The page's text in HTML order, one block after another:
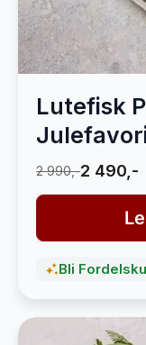
Lutefisk
2 990,-2 490,-
Bli